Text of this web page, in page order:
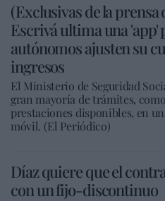
(Exclusivas de la prensa
Escrivá ultima una 'app'
autónomos ajusten su
ingresos
El Ministerio de Seguridad
gran mayoría de trámites,
prestaciones disponibles, en
móvil. (El Periódico)
Díaz quiere que el
con un fijo-discontinuo